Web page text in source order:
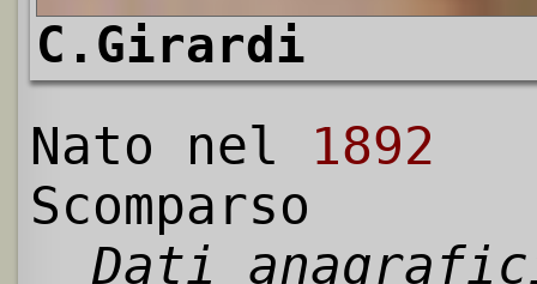
C.Girardi
Nato nel 1892
Scomparso
Dati